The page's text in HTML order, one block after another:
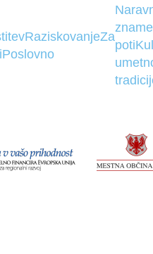
RaziskovanjeZa
Poslovno
poti